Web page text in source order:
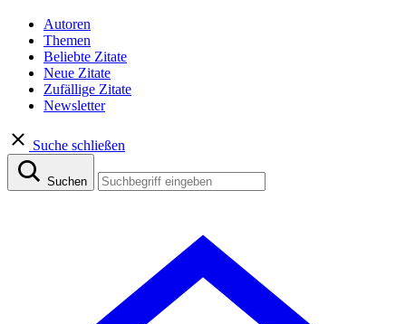
Autoren
Themen
Beliebte Zitate
Neue Zitate
Zufällige Zitate
Newsletter
Suche schließen
Suchen